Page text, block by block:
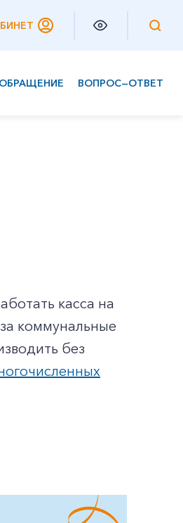
ВОПРОС—ОТВЕТ
касса на
коммунальные
без